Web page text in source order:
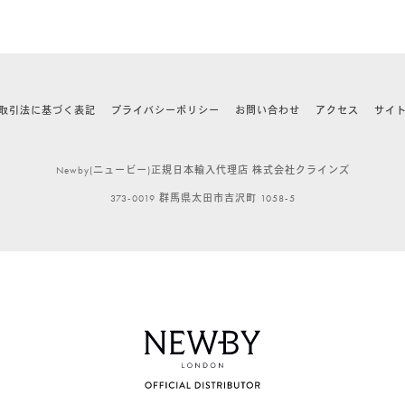
引法に基づく表記 プライバシーポリシー お問い合わせ アクセス サイ
Newby(ニュービー)正規日本輸入代理店 株式会社クラインズ
373-0019 群馬県太田市吉沢町 1058-5